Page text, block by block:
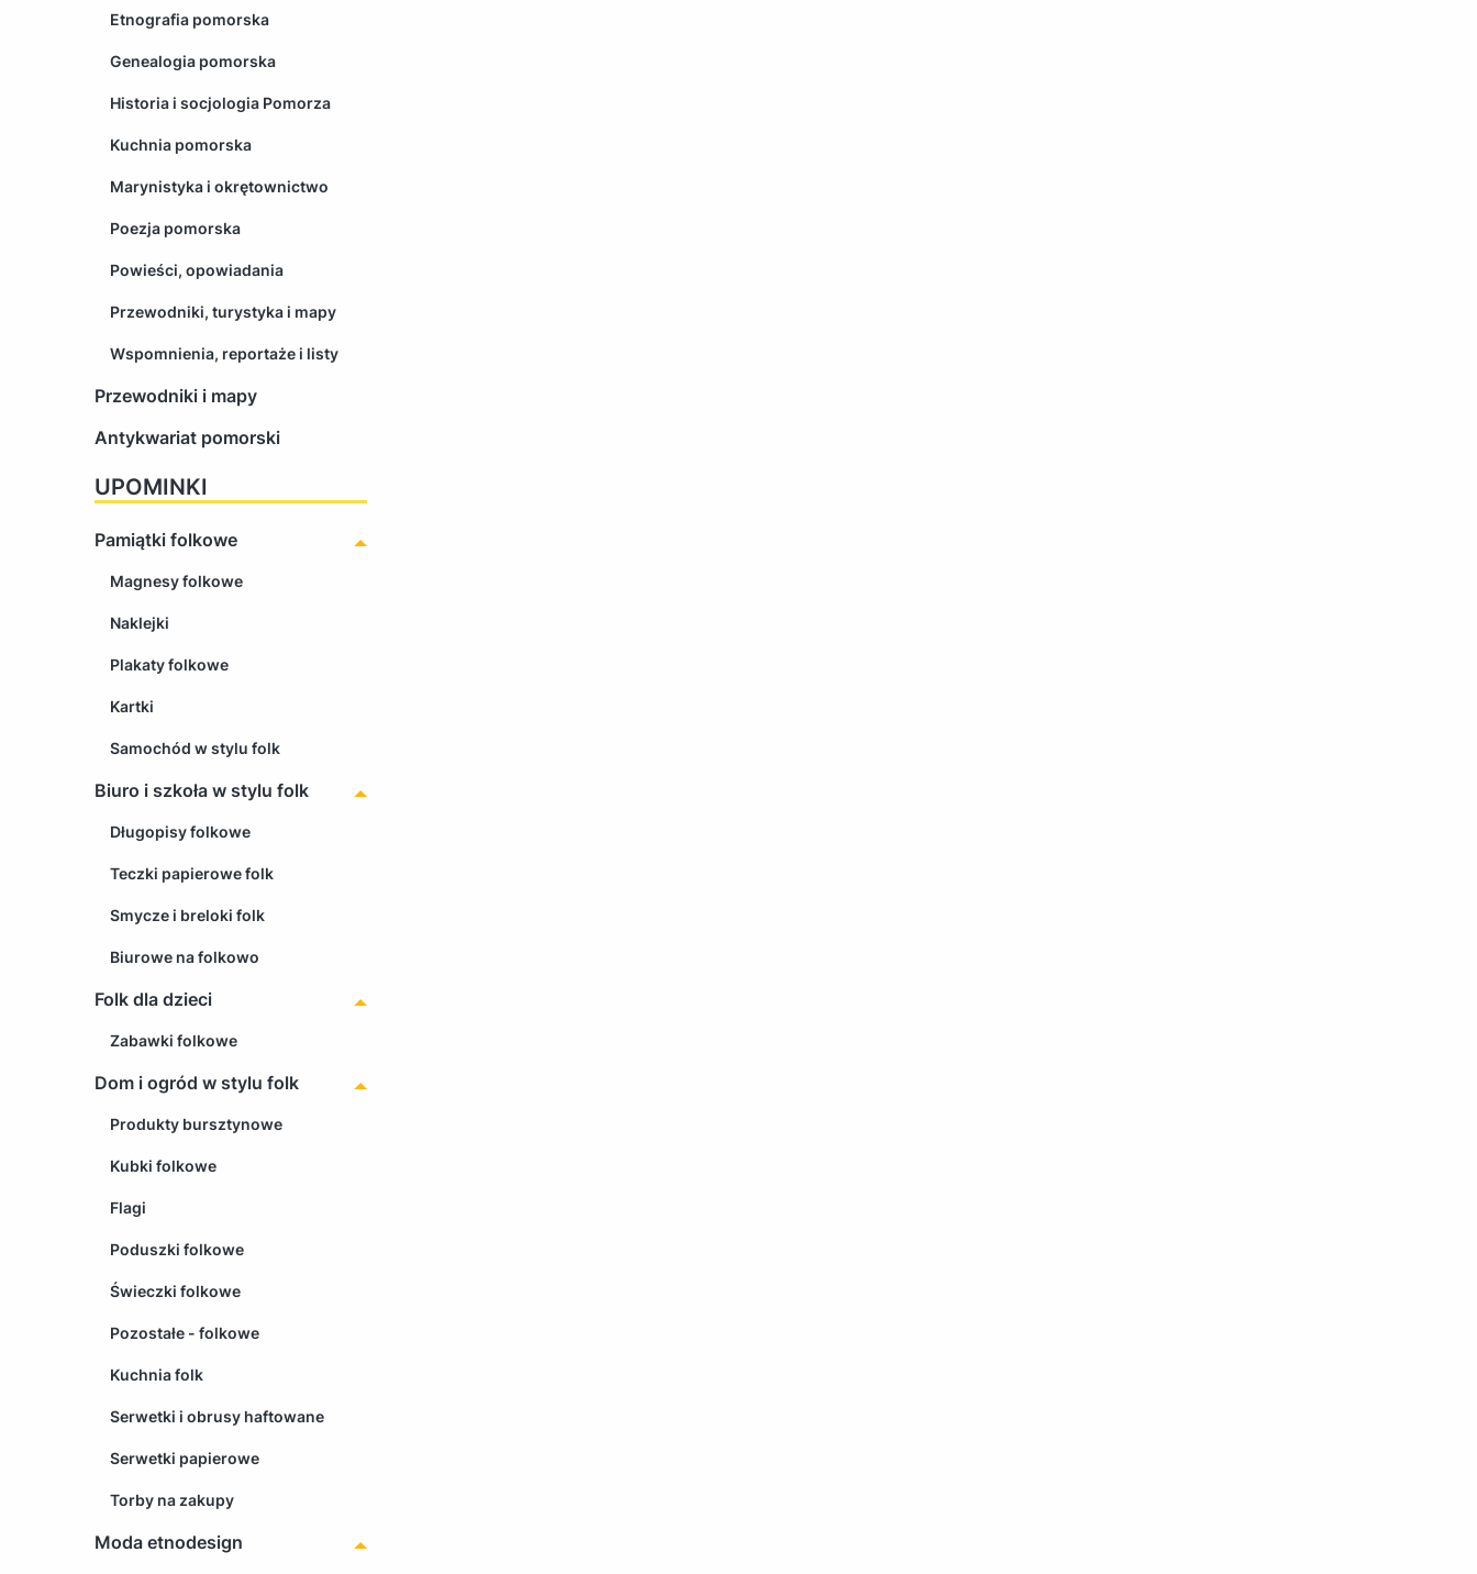
Etnografia pomorska
Genealogia pomorska
Historia i socjologia Pomorza
Kuchnia pomorska
Marynistyka i okrętownictwo
Poezja pomorska
Powieści, opowiadania
Przewodniki, turystyka i mapy
Wspomnienia, reportaże i listy
Przewodniki i mapy
Antykwariat pomorski
UPOMINKI
Pamiątki folkowe
Magnesy folkowe
Naklejki
Plakaty folkowe
Kartki
Samochód w stylu folk
Biuro i szkoła w stylu folk
Długopisy folkowe
Teczki papierowe folk
Smycze i breloki folk
Biurowe na folkowo
Folk dla dzieci
Zabawki folkowe
Dom i ogród w stylu folk
Produkty bursztynowe
Kubki folkowe
Flagi
Poduszki folkowe
Świeczki folkowe
Pozostałe - folkowe
Kuchnia folk
Serwetki i obrusy haftowane
Serwetki papierowe
Torby na zakupy
Moda etnodesign